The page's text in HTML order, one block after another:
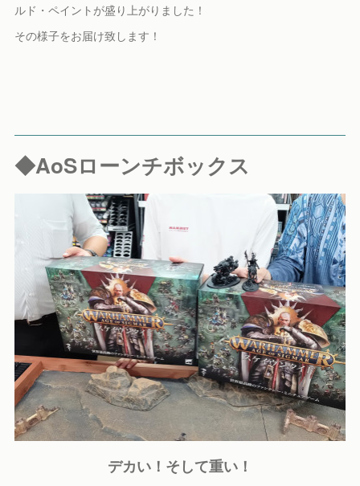
ルド・ペイントが盛り上がりました！
その様子をお届け致します！
◆AoSローンチボックス
デカい！そして重い！